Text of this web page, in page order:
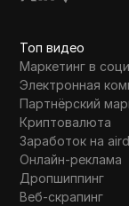
Топ видео
Маркетинг в
Электронная
Партнёрский
Криптовалюта
Заработок на
Онлайн-реклама
Дропшиппинг
Веб-скрапинг